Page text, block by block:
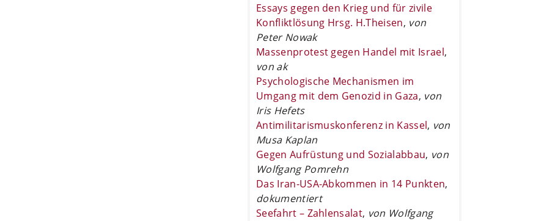
Essays gegen den Krieg und für zivile
Konfliktlösung Hrsg. H.Theisen, von
Peter Nowak
Massenprotest gegen Handel mit Israel,
von ak
Psychologische Mechanismen im
Umgang mit dem Genozid in Gaza, von
Iris Hefets
Antimilitarismuskonferenz in Kassel, von
Musa Kaplan
Gegen Aufrüstung und Sozialabbau, von
Wolfgang Pomrehn
Das Iran-USA-Abkommen in 14 Punkten,
dokumentiert
Seefahrt – Zahlensalat, von Wolfgang